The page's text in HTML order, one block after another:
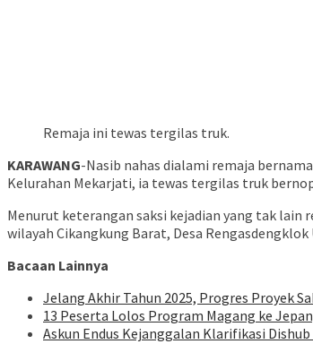
Remaja ini tewas tergilas truk.
KARAWANG-Nasib nahas dialami remaja
Kelurahan Mekarjati, ia tewas tergilas truk
Menurut keterangan saksi kejadian yang tak
wilayah Cikangkung Barat, Desa Rengasdengklok
Bacaan Lainnya
Jelang Akhir Tahun 2025, Progres Proyek
13 Peserta Lolos Program Magang ke
Askun Endus Kejanggalan Klarifikasi